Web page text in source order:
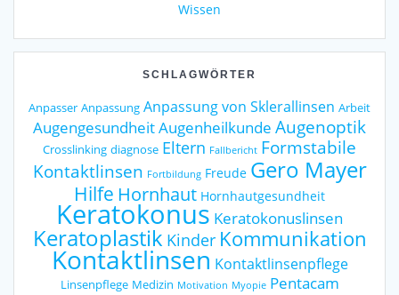
Wissen
SCHLAGWÖRTER
Anpasser Anpassung Anpassung von Sklerallinsen Arbeit
AugengesundheitAugenheilkunde Augenoptik
Crosslinking diagnose Eltern Fallbericht Formstabile
Kontaktlinsen Fortbildung Freude Gero Mayer
Hilfe Hornhaut Hornhautgesundheit
Keratokonus Keratokonuslinsen
Keratoplastik Kinder Kommunikation
Kontaktlinsen Kontaktlinsenpflege
Linsenpflege Medizin Motivation Myopie Pentacam